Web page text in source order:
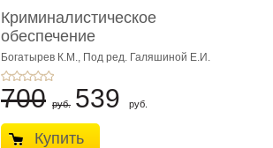
Криминалистическое
обеспечение
медиабезопас� ...
Богатырев К.М., Под ред. Галяшиной Е.И.
700 руб. 539 руб.
Купить